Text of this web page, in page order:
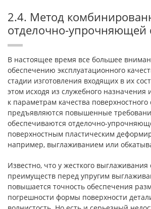
2.4. Метод
отделочно-упрочняющей
В настоящее время все большее
обеспечению эксплуатационного
стадии изготовления входящих в их
этом исходя из служебного назначения
к параметрам качества поверхностного
предъявляются повышенные
обеспечиваются отделочно-
поверхностным пластическим
например, выглаживанием или
Известно, что у жесткого выглаживания
преимуществ перед упругим
повышается точность обеспечения
погрешности формы поверхности